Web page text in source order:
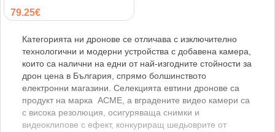
79.25€
Категорията ни дронове се отличава с изключително
технологични и модерни устройства с добавена камера,
които са налични на едни от най-изгодните стойности за
дрон цена в България, спрямо болшинството
електронни магазини. Селекцията евтини дронове са
продукт на марка ACME, а вградените видео камери са
с висока резолюция, осигуряваща снимки и
видеоклипове с ефект, конкуриращ шедьоврите от